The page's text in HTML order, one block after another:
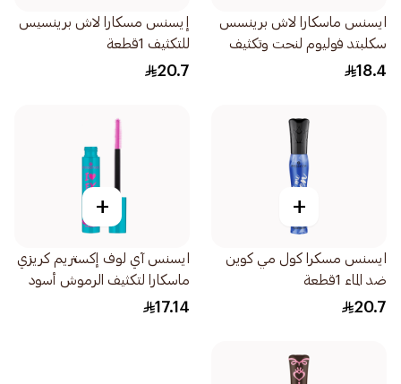
ايسنس ماسكارا لاش برينسس
سكلبتد فوليوم لنحت وتكثيف
الرموش 1قطعة
18.4
إيسنس مسكارا لاش برينسيس
للتكثيف 1قطعة
20.7
+
ايسنس مسكرا كول مي كوين
ضد الماء 1قطعة
20.7
+
ايسنس آي لوف إكستريم كريزي
ماسكارا لتكثيف الرموش أسود
1قطعة
17.14